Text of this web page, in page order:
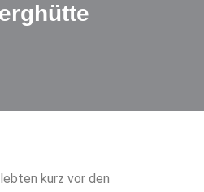
kurz vor den